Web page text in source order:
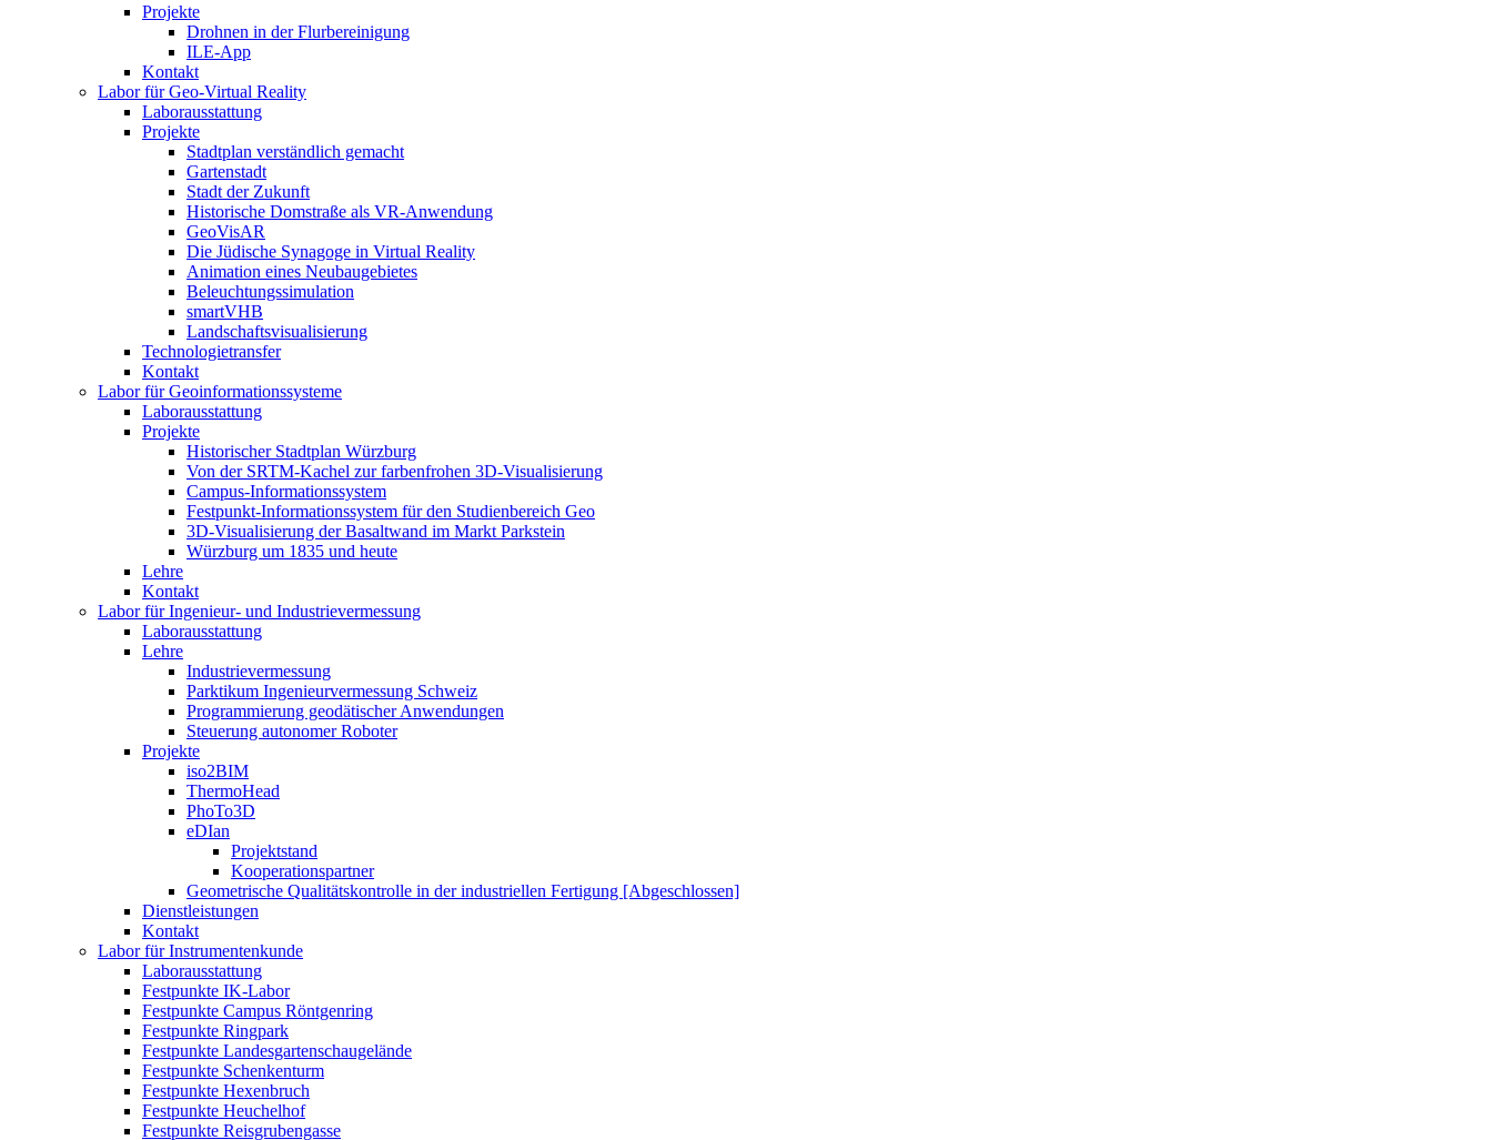
Projekte
Drohnen in der Flurbereinigung
ILE-App
Kontakt
Labor für Geo-Virtual Reality
Laborausstattung
Projekte
Stadtplan verständlich gemacht
Gartenstadt
Stadt der Zukunft
Historische Domstraße als VR-Anwendung
GeoVisAR
Die Jüdische Synagoge in Virtual Reality
Animation eines Neubaugebietes
Beleuchtungssimulation
smartVHB
Landschaftsvisualisierung
Technologietransfer
Kontakt
Labor für Geoinformationssysteme
Laborausstattung
Projekte
Historischer Stadtplan Würzburg
Von der SRTM-Kachel zur farbenfrohen 3D-Visualisierung
Campus-Informationssystem
Festpunkt-Informationssystem für den Studienbereich Geo
3D-Visualisierung der Basaltwand im Markt Parkstein
Würzburg um 1835 und heute
Lehre
Kontakt
Labor für Ingenieur- und Industrievermessung
Laborausstattung
Lehre
Industrievermessung
Parktikum Ingenieurvermessung Schweiz
Programmierung geodätischer Anwendungen
Steuerung autonomer Roboter
Projekte
iso2BIM
ThermoHead
PhoTo3D
eDIan
Projektstand
Kooperationspartner
Geometrische Qualitätskontrolle in der industriellen Fertigung [Abgeschlossen]
Dienstleistungen
Kontakt
Labor für Instrumentenkunde
Laborausstattung
Festpunkte IK-Labor
Festpunkte Campus Röntgenring
Festpunkte Ringpark
Festpunkte Landesgartenschaugelände
Festpunkte Schenkenturm
Festpunkte Hexenbruch
Festpunkte Heuchelhof
Festpunkte Reisgrubengasse